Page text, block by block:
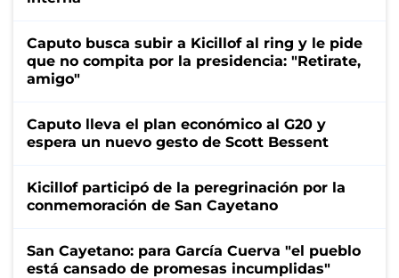
Caputo busca subir a Kicillof al ring y le pide
que no compita por la presidencia: "Retirate,
amigo"
Caputo lleva el plan económico al G20 y
espera un nuevo gesto de Scott Bessent
Kicillof participó de la peregrinación por la
conmemoración de San Cayetano
San Cayetano: para García Cuerva "el pueblo
está cansado de promesas incumplidas"